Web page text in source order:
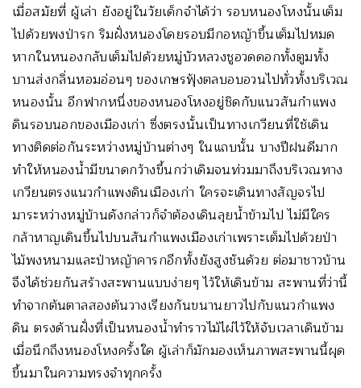
เมื่อสมัยที่ ผู้เล่า ยังอยู่ในวัยเด็กจำได้ว่า รอบหนองโหงนั้นเต็ม
ไปด้วยพงป่ารก ริมฝั่งหนองโดยรอบมีกอหญ้าขึ้นเต็มไปหมด
หากในหนองกลับเต็มไปด้วยหมู่บัวหลวงชูอวดดอกทั้งตูมทั้ง
บานส่งกลิ่นหอมอ่อนๆ ของเกษรฟุ้งตลบอบอวนไปทั่วทั้งบริเวณ
หนองนั้น อีกฟากหนึ่งของหนองโหงอยู่ชิดกับแนวสันกำแพง
ดินรอบนอกของเมืองเก่า ซึ่งตรงนั้นเป็นทางเกวียนที่ใช้เดิน
ทางติดต่อกันระหว่างหมู่บ้านต่างๆ ในแถบนั้น บางปีฝนดีมาก
ทำให้หนองน้ำมีขนาดกว้างขึ้นกว่าเดิมจนท่วมมาถึงบริเวณทาง
เกวียนตรงแนวกำแพงดินเมืองเก่า ใครจะเดินทางสัญจรไป
มาระหว่างหมู่บ้านดังกล่าวก็จำต้องเดินลุยน้ำข้ามไป ไม่มีใคร
กล้าหาญเดินขึ้นไปบนสันกำแพงเมืองเก่าเพราะเต็มไปด้วยป่า
ไม้พงหนามและป่าหญ้าคารกอีกทั้งยังสูงชันด้วย ต่อมาชาวบ้าน
จึงได้ช่วยกันสร้างสะพานแบบง่ายๆ ไว้ให้เดินข้าม สะพานที่ว่านี้
ทำจากต้นตาลสองต้นวางเรียงกันขนานยาวไปกับแนวกำแพง
ดิน ตรงด้านฝั่งที่เป็นหนองน้ำทำราวไม้ไผ่ไว้ให้จับเวลาเดินข้าม
เมื่อนึกถึงหนองโหงครั้งใด ผู้เล่าก็มักมองเห็นภาพสะพานนี้ผุด
ขึ้นมาในความทรงจำทุกครั้ง